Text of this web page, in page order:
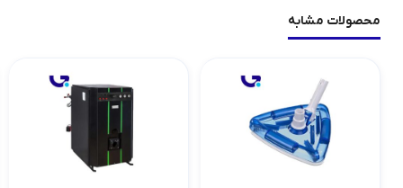
محصولات مشابه